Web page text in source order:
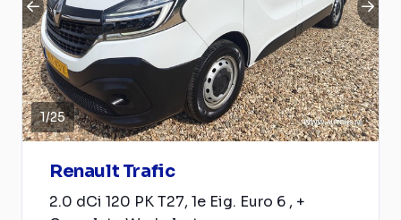
1/25
Renault Trafic
2.0 dCi 120 PK T27, 1e Eig. Euro 6 , +